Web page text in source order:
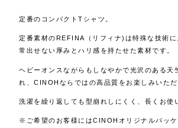
定番のコンパクトTシャツ。
定番素材のREFINA（リフィナ)は特殊な技術
常出せない厚みとハリ感を持たせた素材です。
ヘビーオンスながらもしなやかで光沢のある天
れ、CINOHならではの高品質をお楽しみいただ
洗濯を繰り返しても型崩れしにくく、長くお使
※ご希望のお客様にはCINOHオリジナルパッ